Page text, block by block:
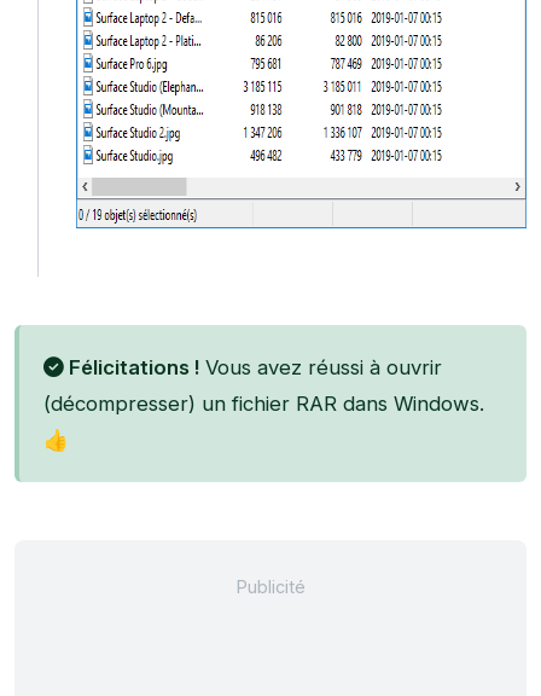
Félicitations ! Vous avez réussi à ouvrir
(décompresser) un fichier RAR dans Windows.
👍